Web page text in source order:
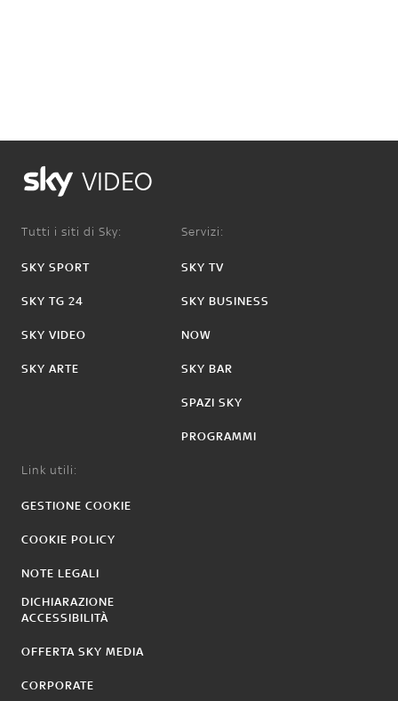
VIDEO
Tutti i siti di Sky:
SKY SPORT
SKY TG 24
SKY VIDEO
SKY ARTE
Servizi:
SKY TV
SKY BUSINESS
NOW
SKY BAR
SPAZI SKY
PROGRAMMI
Link utili:
GESTIONE COOKIE
COOKIE POLICY
NOTE LEGALI
DICHIARAZIONE
ACCESSIBILITÀ
OFFERTA SKY MEDIA
CORPORATE